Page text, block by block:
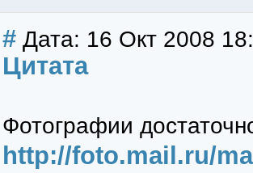
# Дата: 16 Окт 2008
Цитата
Фотографии
http://foto.mail.ru/